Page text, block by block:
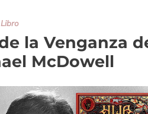
la Venganza
McDowell